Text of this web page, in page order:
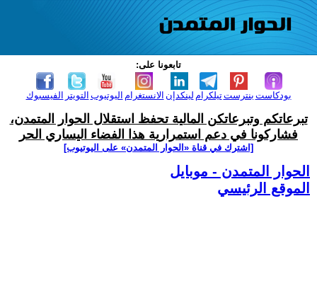
تابعونا على:
الفيسبوك التويتر اليوتيوب الانستغرام لينكدإن تيلكرامبنترست بودكاست
تبرعاتكم وتبرعاتكن المالية تحفظ استقلال الحوار المتمدن،
فشاركونا في دعم استمرارية هذا الفضاء اليساري الحر
[اشترك في قناة ‫«الحوار المتمدن» على اليوتيوب]
الحوار المتمدن - موبايل
الموقع الرئيسي